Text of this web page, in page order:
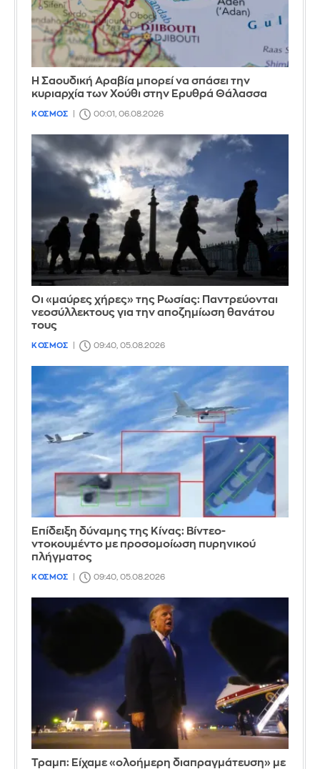
Η Σαουδική Αραβία μπορεί να σπάσει την
κυριαρχία των Χούθι στην Ερυθρά Θάλασσα
ΚΟΣΜΟΣ 00:01, 06.08.2026
Οι «μαύρες χήρες» της Ρωσίας: Παντρεύονται
νεοσύλλεκτους για την αποζημίωση θανάτου
τους
ΚΟΣΜΟΣ 09:40, 05.08.2026
Επίδειξη δύναμης της Κίνας: Βίντεο-
ντοκουμέντο με προσομοίωση πυρηνικού
πλήγματος
ΚΟΣΜΟΣ 09:40, 05.08.2026
Τραμπ: Είχαμε «ολοήμερη διαπραγμάτευση» με